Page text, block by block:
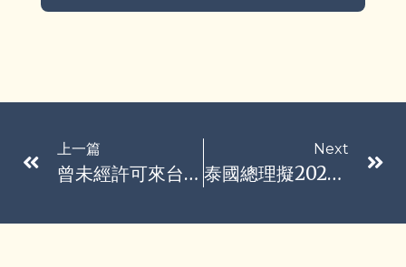
上一篇
曾未經許可來台節目錄影 文昭等3人禁止入國…向移民署申請解除管制通過
Next
泰國總理擬2026年初解散國會 預計3月舉行大選